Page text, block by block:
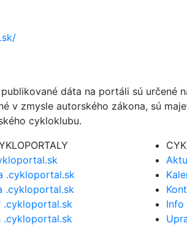
dáta na portáli sú určené
v zmysle autorského zákona, sú
cykloklubu.
.cykloportal.sk
.cykloportal.sk
.cykloportal.sk
.cykloportal.sk
Info